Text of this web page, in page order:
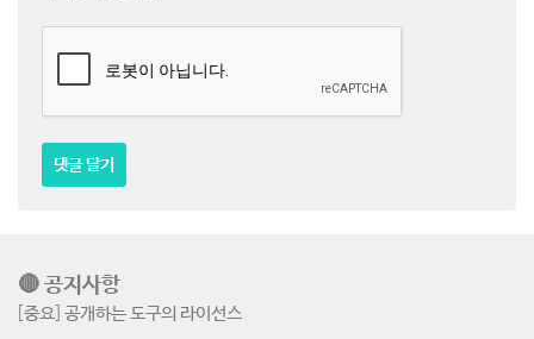
🔴 공지사항
[중요] 공개하는 도구의 라이선스